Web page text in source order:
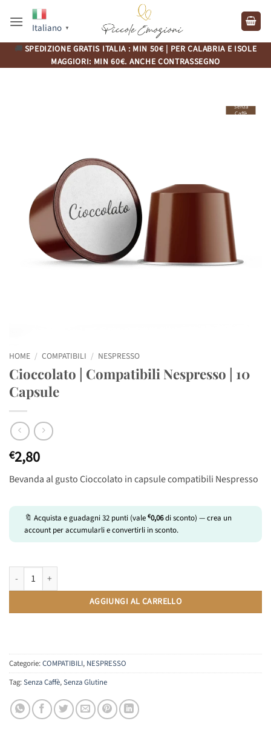
Italiano ▼
🚚 SPEDIZIONE GRATIS ITALIA : MIN 50€ | PER CALABRIA E ISOLE
MAGGIORI: MIN 60€. ANCHE CONTRASSEGNO
Senza
Caffè
HOME / COMPATIBILI / NESPRESSO
Cioccolato | Compatibili Nespresso | 10
Capsule
€2,80
Bevanda al gusto Cioccolato in capsule compatibili Nespresso
🔖 Acquista e guadagni32 punti (vale €0,06di sconto) — crea un
account per accumularli e convertirli in sconto.
Cioccolato | Compatibili Nespresso | 10 Capsule quantità
AGGIUNGI AL CARRELLO
Categorie:COMPATIBILI, NESPRESSO
Tag:Senza Caffè,Senza Glutine